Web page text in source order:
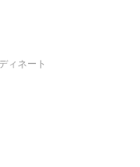
ィネート